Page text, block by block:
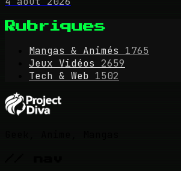
Rubriques
Mangas & Animés
1765
Jeux Vidéos
2659
Tech & Web 1502